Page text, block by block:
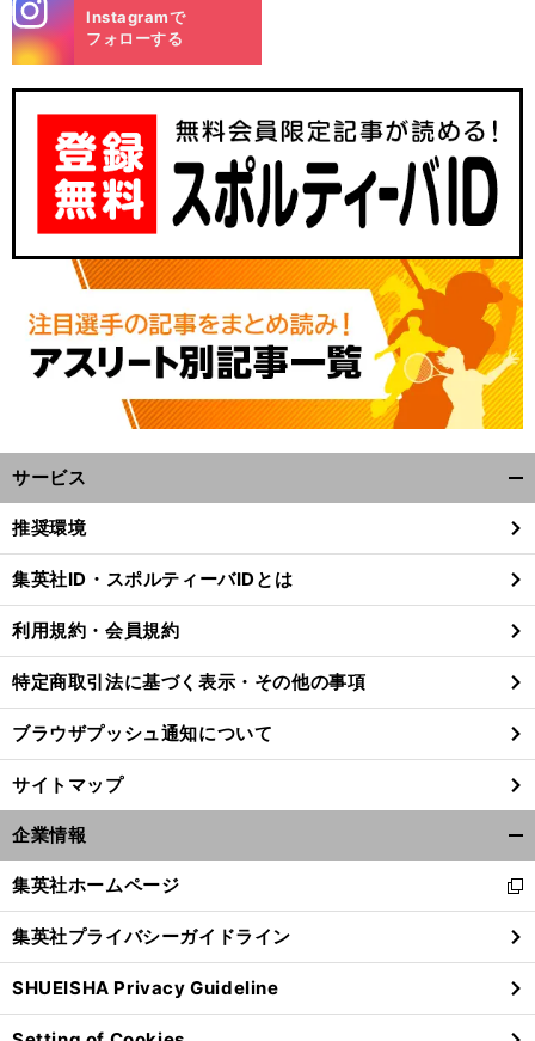
）
前
へ
m
Instagramで
フォローする
サービス
閉
る
推奨環境
集英社ID・スポルティーバIDとは
利用規約・会員規約
特定商取引法に基づく表示・その他の事項
ブラウザプッシュ通知について
サイトマップ
企業情報
閉
る
集英社ホームページ
新
し
い
ウ
ィ
ン
集英社プライバシーガイドライン
SHUEISHA Privacy Guideline